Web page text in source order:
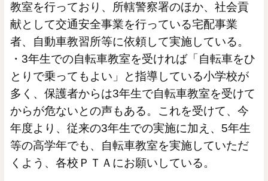
教室を行っており、所轄警察署のほか、社会貢
献として交通安全事業を行っている宅配事業
者、自動車教習所等に依頼して実施している。
・3年生での自転車教室を受ければ「自転車をひ
とりで乗ってもよい」と指導している小学校が
多く、保護者からは3年生で自転車教室を受けて
からが危ないとの声もある。これを受けて、今
年度より、従来の3年生での実施に加え、5年生
等の高学年でも、自転車教室を実施していただ
くよう、各校ＰＴＡにお願いしている。